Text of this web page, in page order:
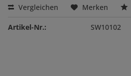
Vergleichen Merken
Artikel-Nr.: SW10102